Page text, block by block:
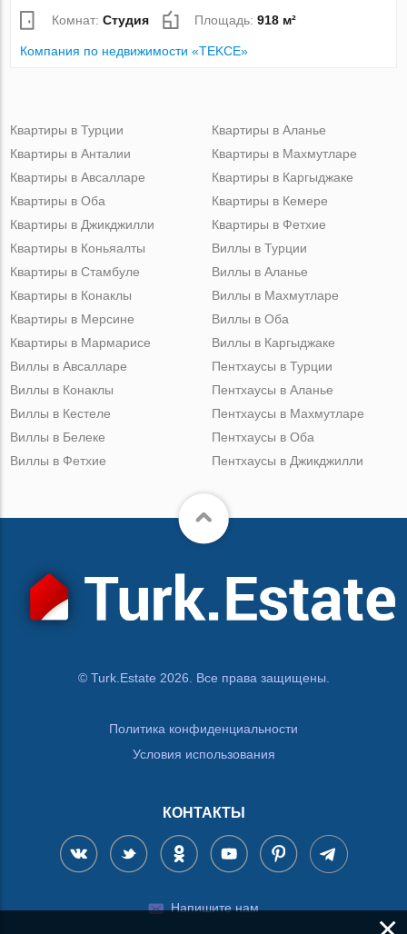
Комнат:Студия Площадь:918 м²
Компания по недвижимости «TEKCE»
Квартиры в Турции
Квартиры в Анталии
Квартиры в Авсалларе
Квартиры в Оба
Квартиры в Джикджилли
Квартиры в Аланье
Квартиры в Махмутларе
Квартиры в Каргыджаке
Квартиры в Кемере
Квартиры в Фетхие
Квартиры в Коньяалты
Квартиры в Стамбуле
Квартиры в Конаклы
Квартиры в Мерсине
Квартиры в Мармарисе
Виллы в Турции
Виллы в Аланье
Виллы в Махмутларе
Виллы в Оба
Виллы в Каргыджаке
Виллы в Авсалларе
Виллы в Конаклы
Виллы в Кестеле
Виллы в Белеке
Виллы в Фетхие
Пентхаусы в Турции
Пентхаусы в Аланье
Пентхаусы в Махмутларе
Пентхаусы в Оба
Пентхаусы в Джикджилли
© Turk.Estate 2026. Все права защищены.
Политика конфиденциальности
Условия использования
КОНТАКТЫ
Напишите нам